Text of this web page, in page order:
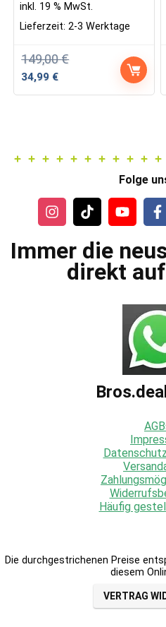
149,00€
Ursprünglicher
34,99 €Aktueller
inkl. 19 % MwSt.
Lieferzeit:2-3 Werktage
Folge
Immer die
direkt
Häufig
Die durchgestrichenen Preise
diesem
VERTRAG